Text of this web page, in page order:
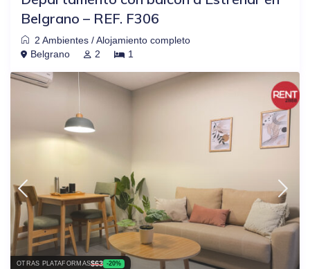
Belgrano – REF. F306
2 Ambientes /Alojamiento completo
Belgrano
2 1
OTRAS PLATAFORMAS$63 -20%